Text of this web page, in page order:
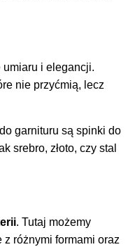
i elegancji.
nie przyćmią, lecz
garnituru są spinki do
srebro, złoto, czy stal
. Tutaj możemy
różnymi formami oraz